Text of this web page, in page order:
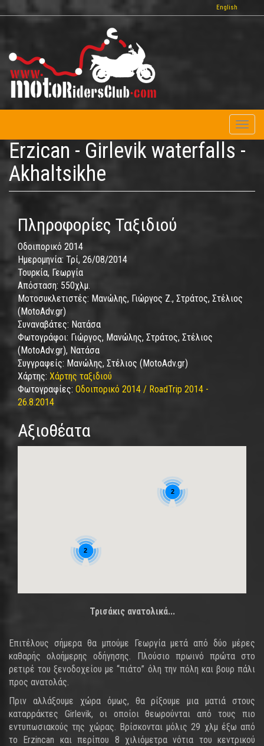
προς
περιεχόμενο
English
Erzican - Girlevik waterfalls -
Akhaltsikhe
Πληροφορίες Ταξιδιού
Οδοιπορικό 2014
Ημερομηνία: Τρί, 26/08/2014
Τουρκία, Γεωργία
Απόσταση: 550χλμ.
Μοτοσυκλετιστές: Μανώλης, Γιώργος Ζ., Στράτος, Στέλιος
(MotoAdv.gr)
Συναναβάτες: Νατάσα
Φωτογράφοι: Γιώργος, Μανώλης, Στράτος, Στέλιος
(MotoAdv.gr), Νατάσα
Συγγραφείς: Μανώλης, Στέλιος (MotoAdv.gr)
Χάρτης: Χάρτης ταξιδιού
Φωτογραφίες: Οδοιπορικό 2014 / RoadTrip 2014 -
26.8.2014
Αξιοθέατα
2
2
Τρισάκις ανατολικά...
Επιτέλους σήμερα θα μπούμε Γεωργία μετά από δύο μέρες
καθαρής ολοήμερης οδήγησης. Πλούσιο πρωινό πρώτα στο
ρετιρέ του ξενοδοχείου με “πιάτο” όλη την πόλη και βουρ πάλι
προς ανατολάς.
Πριν αλλάξουμε χώρα όμως, θα ρίξουμε μια ματιά στους
καταρράκτες Girlevik, οι οποίοι θεωρούνται από τους πιο
εντυπωσιακούς της χώρας. Βρίσκονται μόλις 29 χλμ έξω από
το Erzincan και περίπου 8 χιλιόμετρα νότια του κεντρικού